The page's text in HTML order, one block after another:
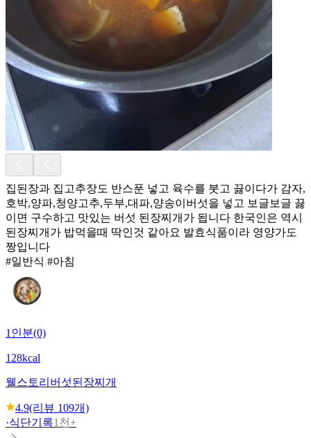
집된장과 집고추장도 반스푼 넣고 육수를 붓고 끓이다가 감자,
호박,양파,청양고추,두부,대파,양송이버섯을 넣고 보글보글 끓
이면 구수하고 맛있는 버섯 된장찌개가 됩니다 한국인은 역시
된장찌개가 밥먹을때 딱인것 같아요 발효식품이라 영양가도
짱입니다
#일반식 #아침
1인분(0)
128kcal
웰스토리 버섯된장찌개
4.9(리뷰 109개)
·식단기록1천+